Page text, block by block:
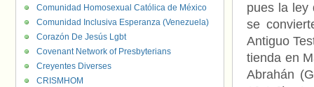
pues la ley
se
Antiguo
tienda en
Abrahán
Comunidad Homosexual Católica de México
Comunidad Inclusiva Esperanza (Venezuela)
Corazón De Jesús Lgbt
Covenant Network of Presbyterians
Creyentes Diverses
CRISMHOM